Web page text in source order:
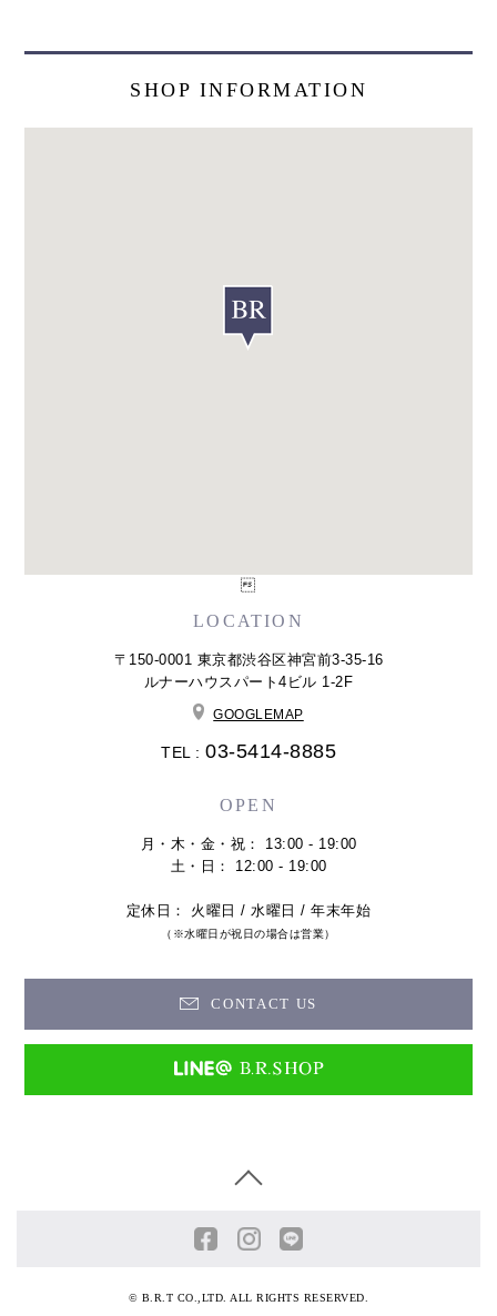
SHOP INFORMATION
LOCATION
〒150-0001 東京都渋谷区神宮前3-35-16
ルナーハウスパート4ビル 1-2F
GOOGLEMAP
TEL : 03-5414-8885
OPEN
月・木・金・祝： 13:00 - 19:00
土・日： 12:00 - 19:00
定休日： 火曜日 / 水曜日 / 年末年始
（※水曜日が祝日の場合は営業）
CONTACT US
© B.R.T CO.,LTD. ALL RIGHTS RESERVED.